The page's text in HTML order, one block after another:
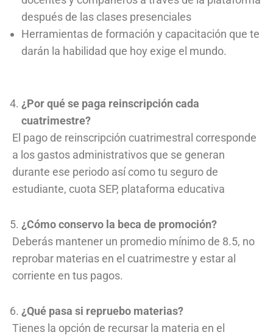
después de las clases presenciales
Herramientas de formación y capacitación que te
darán la habilidad que hoy exige el mundo.
¿Por qué se paga reinscripción cada
cuatrimestre?
El pago de reinscripción cuatrimestral corresponde
a los gastos administrativos que se generan
durante ese periodo así como tu seguro de
estudiante, cuota SEP, plataforma educativa
¿Cómo conservo la beca de promoción?
Deberás mantener un promedio mínimo de 8.5, no
reprobar materias en el cuatrimestre y estar al
corriente en tus pagos.
¿Qué pasa si repruebo materias?
Tienes la opción de recursar la materia en el